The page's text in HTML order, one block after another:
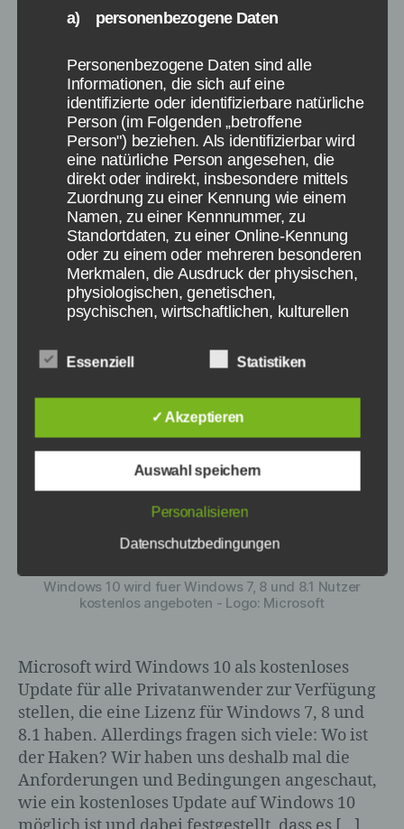
Schlagwörter
Windows Microsoft Windows 10 ,
Betriebssystem
Kategorien
DIGITALE WELT WINDOWS
Windows 10 als
kostenloses Update:
Diese Haken gibt es
Beitragsautor
VonPaul Stelzer Veröffentlichungsdatum
23. Februar 2015
2 Kommentarezu
10
kostenloses
Diese
Haken
gibt
es
Windows 10 wird fuer Windows 7, 8 und 8.1 Nutzer
kostenlos angeboten - Logo: Microsoft
Microsoft wird Windows 10 als kostenloses
Update für alle Privatanwender zur Verfügung
stellen, die eine Lizenz für Windows 7, 8 und
8.1 haben. Allerdings fragen sich viele: Wo ist
der Haken? Wir haben uns deshalb mal die
Anforderungen und Bedingungen angeschaut,
wie ein kostenloses Update auf Windows 10
a) personenbezogene Daten
Personenbezogene Daten sind alle
Informationen, die sich auf eine
identifizierte oder identifizierbare natürliche
Person (im Folgenden „betroffene
Person") beziehen. Als identifizierbar wird
eine natürliche Person angesehen, die
direkt oder indirekt, insbesondere mittels
Zuordnung zu einer Kennung wie einem
Namen, zu einer Kennnummer, zu
Standortdaten, zu einer Online-Kennung
oder zu einem oder mehreren besonderen
Merkmalen, die Ausdruck der physischen,
physiologischen, genetischen,
psychischen, wirtschaftlichen, kulturellen
Person sind, identifiziert werden kann.
b) betroffene Person
Betroffene Person ist jede identifizierte
deren personenbezogene Daten von dem
für die Verarbeitung Verantwortlichen
verarbeitet werden.
c) Verarbeitung
Verarbeitung ist jeder mit oder ohne Hilfe
automatisierter Verfahren ausgeführte
Vorgang oder jede solche Vorgangsreihe
im Zusammenhang mit
personenbezogenen Daten wie das
Erheben, das Erfassen, die Organisation,
das Ordnen, die Speicherung, die
Anpassung oder Veränderung, das
Auslesen, das Abfragen, die Verwendung,
Essenziell Statistiken
✓ Akzeptieren
Auswahl speichern
Personalisieren
Datenschutzbedingungen